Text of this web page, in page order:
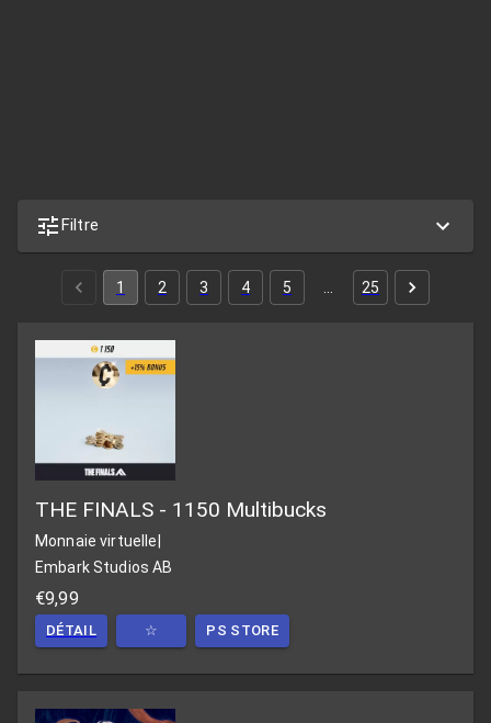
Filtre
1 2 3 4 5 25
THE FINALS - 1150 Multibucks
Monnaie virtuelle|
Embark Studios AB
€9,99
DÉTAIL ☆ PS STORE